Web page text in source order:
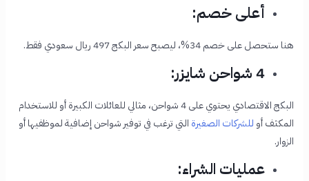
أعلى خصم:
هنا ستحصل على خصم 34%، ليصبح سعر البكج 497 ريال سعودي فقط.
4 شواحن شايزر:
البكج الاقتصادي يحتوي على 4 شواحن، مثالي للعائلات الكبيرة أو للاستخدام
المكثف أو للشركات الصغيرة التي ترغب في توفير شواحن إضافية لموظفيها أو
الزوار.
عمليات الشراء: